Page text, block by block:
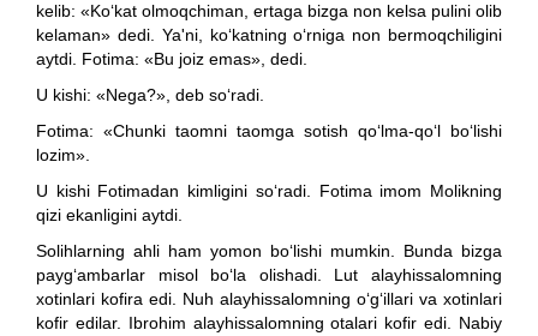
kelib: «Ko‘kat olmoqchiman, ertaga bizga non kelsa pulini olib
kelaman» dedi. Ya'ni, ko‘katning o‘rniga non bermoqchiligini
aytdi. Fotima: «Bu joiz emas», dedi.
U kishi: «Nega?», deb so‘radi.
Fotima: «Chunki taomni taomga sotish qo‘lma-qo‘l bo‘lishi
lozim».
U kishi Fotimadan kimligini so‘radi. Fotima imom Molikning
qizi ekanligini aytdi.
Solihlarning ahli ham yomon bo‘lishi mumkin. Bunda bizga
payg‘ambarlar misol bo‘la olishadi. Lut alayhissalomning
xotinlari kofira edi. Nuh alayhissalomning o‘g‘illari va xotinlari
kofir edilar. Ibrohim alayhissalomning otalari kofir edi. Nabiy